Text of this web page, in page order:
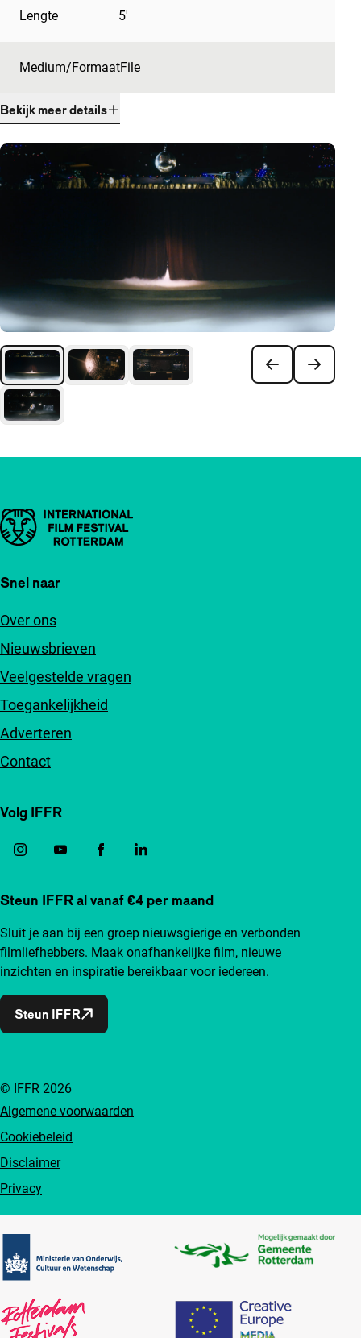
Lengte 5'
Medium/FormaatFile
Bekijk meer details
Belangrijke links
Snel naar
Over ons
Nieuwsbrieven
Veelgestelde vragen
Toegankelijkheid
Adverteren
Contact
Volg IFFR
Steun IFFR al vanaf €4 per maand
Sluit je aan bij een groep nieuwsgierige en verbonden
filmliefhebbers. Maak onafhankelijke film, nieuwe
inzichten en inspiratie bereikbaar voor iedereen.
Steun IFFR
Algemene voorwaarden
Cookiebeleid
Disclaimer
Privacy
© IFFR 2026